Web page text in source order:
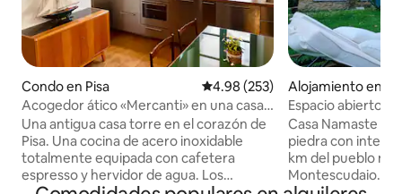
Condo en Pisa Calificación promedio: 4.98 de
4.98 (253)
Acogedor ático «Mercanti» en una casa
torre
Una antigua casa torre en el corazón de
Pisa. Una cocina de acero inoxidable
totalmente equipada con cafetera
espresso y hervidor de agua. Los
Alojamiento en
io
Espacio abierto
Casa Namaste es
piedra con
km del pueblo
Montescudaio. La